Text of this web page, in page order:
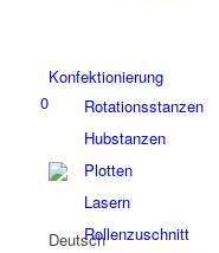
0
Konfektionierung
Rotationsstanzen
Hubstanzen
Plotten
Lasern
Rollenzuschnitt